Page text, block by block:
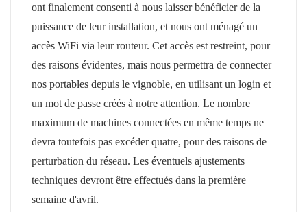
ont finalement consenti à nous laisser bénéficier de la
puissance de leur installation, et nous ont ménagé un
accès WiFi via leur routeur. Cet accès est restreint, pour
des raisons évidentes, mais nous permettra de connecter
nos portables depuis le vignoble, en utilisant un login et
un mot de passe créés à notre attention. Le nombre
maximum de machines connectées en même temps ne
devra toutefois pas excéder quatre, pour des raisons de
perturbation du réseau. Les éventuels ajustements
techniques devront être effectués dans la première
semaine d'avril.